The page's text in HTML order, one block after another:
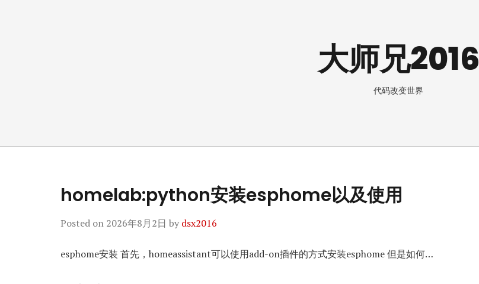
大师兄2016
代码改变世界
homelab:python安装esphome以及使用
Posted on 2026年8月2日 by dsx2016
esphome安装 首先，homeassistant可以使用add-on插件的方式安装esphome 但是如何…